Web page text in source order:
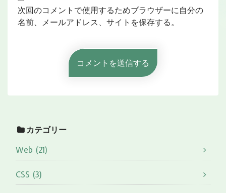
次回のコメントで使用するためブラウザーに自分の
名前、メールアドレス、サイトを保存する。
カテゴリー
Web (21)
CSS (3)